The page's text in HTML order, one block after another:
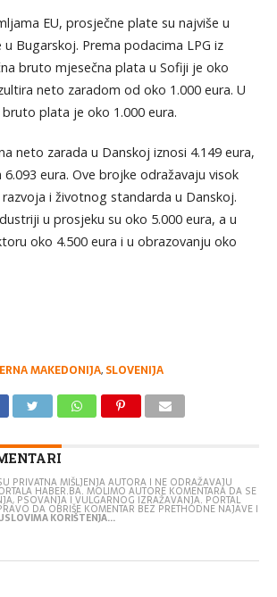
EU, prosječne plate su najviše u
u Bugarskoj. Prema podacima LPG iz
bruto mjesečna plata u Sofiji je oko
neto zaradom od oko 1.000 eura. U
plata je oko 1.000 eura.
neto zarada u Danskoj iznosi 4.149 eura,
eura. Ove brojke odražavaju visok
i životnog standarda u Danskoj.
u prosjeku su oko 5.000 eura, a u
oko 4.500 eura i u obrazovanju oko
MAKEDONIJA, SLOVENIJA
PRIVATNA MIŠLJENJA AUTORA I NE ODRAŽAVAJU
HABER.BA. MOLIMO AUTORE KOMENTARA DA SE
PSOVANJA I VULGARNOG IZRAŽAVANJA. PORTAL
DA OBRIŠE KOMENTAR BEZ PRETHODNE NAJAVE I
KORIŠTENJA...